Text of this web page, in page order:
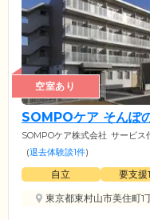
空室あり
SOMPOケア そんぽ
SOMPOケア株式会社 サービス
(退去体験談1件)
自立 要支援
東京都東村山市美住町1